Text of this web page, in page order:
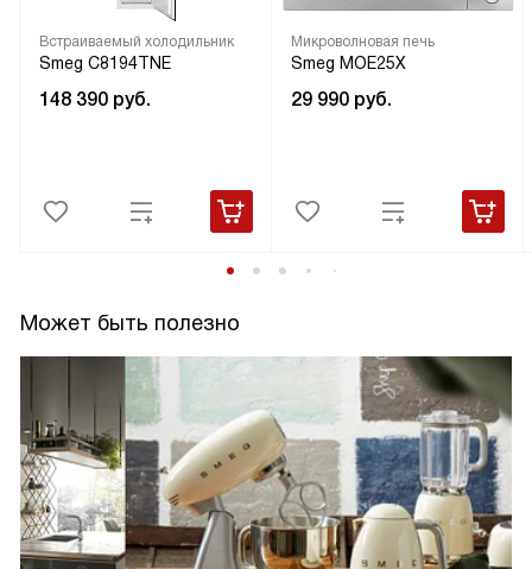
Встраиваемый холодильник
Smeg C8194TNE
148 390 руб.
Микроволновая печь
Smeg MOE25X
29 990 руб.
Может быть полезно